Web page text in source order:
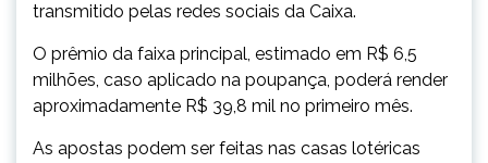
transmitido pelas redes sociais da Caixa.
O prêmio da faixa principal, estimado em R$ 6,5
milhões, caso aplicado na poupança, poderá render
aproximadamente R$ 39,8 mil no primeiro mês.
As apostas podem ser feitas nas casas lotéricas